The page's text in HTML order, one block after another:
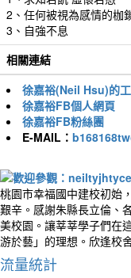
2、任何被視為感情的枷
3、自強不息
相關連結
徐嘉裕(Neil Hsu)的
徐嘉裕FB個人網頁
徐嘉裕FB粉絲團
E-MAIL：
桃園市幸福國中建校初始
艱辛。感謝朱縣長立倫、
美校園。讓莘莘學子們在
游於藝」的理想。欣逢校
流量統計